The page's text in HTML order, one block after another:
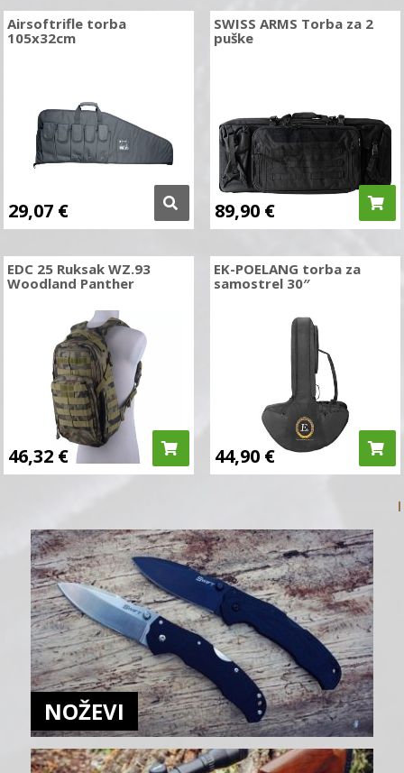
Airsoftrifle torba
105x32cm
29,07 €
SWISS ARMS Torba za 2
puške
89,90 €
EDC 25 Ruksak WZ.93
Woodland Panther
46,32 €
EK-POELANG torba za
samostrel 30″
44,90 €
NOŽEVI